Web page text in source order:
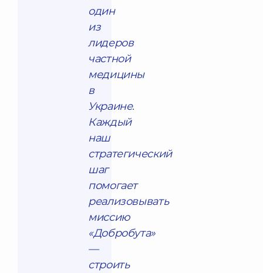
один
из
лидеров
частной
медицины
в
Украине.
Каждый
наш
стратегический
шаг
помогает
реализовывать
миссию
«Добробута»
—
строить